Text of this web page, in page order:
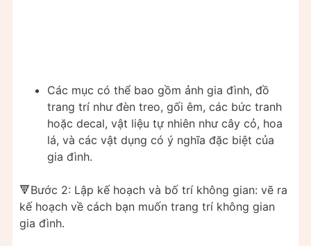
Các mục có thể bao gồm ảnh gia đình, đồ
trang trí như đèn treo, gối êm, các bức tranh
hoặc decal, vật liệu tự nhiên như cây cỏ, hoa
lá, và các vật dụng có ý nghĩa đặc biệt của
gia đình.
🔻Bước 2: Lập kế hoạch và bố trí không gian: vẽ ra
kế hoạch về cách bạn muốn trang trí không gian
gia đình.